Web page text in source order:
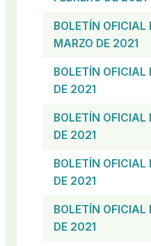
BOLETÍN OFICIAL
MARZO DE 2021
BOLETÍN OFICIAL
DE 2021
BOLETÍN OFICIAL
DE 2021
BOLETÍN OFICIAL
DE 2021
BOLETÍN OFICIAL
DE 2021